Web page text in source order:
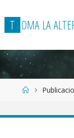
T OMA LAALTE
Página
Inicio